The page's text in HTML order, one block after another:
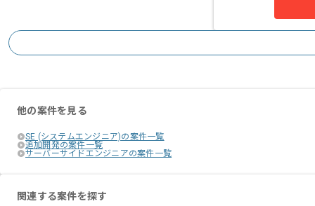
他の案件を見る
SE (システムエンジニア)の案件一覧
追加開発の案件一覧
サーバーサイドエンジニアの案件一覧
関連する案件を探す